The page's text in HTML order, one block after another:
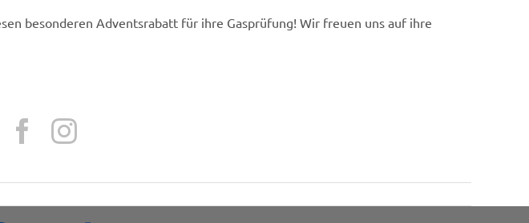
besonderen Adventsrabatt für ihre Gasprüfung! Wir freuen uns auf ihre